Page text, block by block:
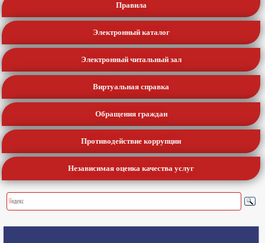
Правила
Электронный каталог
Электронный читальный зал
Виртуальная справка
Обращения граждан
Противодействие коррупции
Независимая оценка качества услуг